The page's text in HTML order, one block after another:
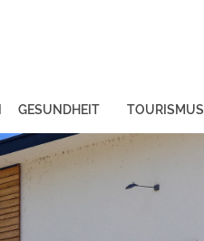
GESUNDHEIT TOURISMUS